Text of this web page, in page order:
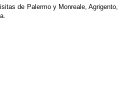
de Palermo y Monreale, Agrigento,